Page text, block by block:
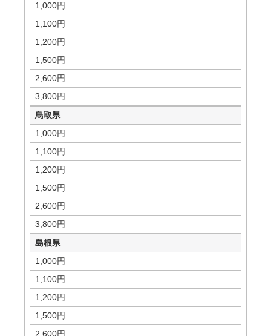
1,000円
1,100円
1,200円
1,500円
2,600円
3,800円
鳥取県
1,000円
1,100円
1,200円
1,500円
2,600円
3,800円
島根県
1,000円
1,100円
1,200円
1,500円
2,600円